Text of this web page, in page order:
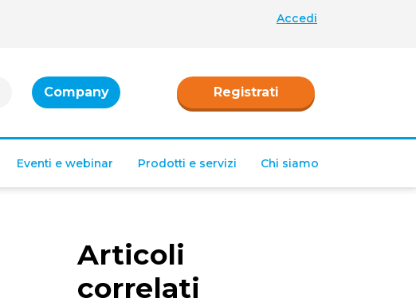
Accedi
Company Registrati
Eventi e webinar Prodotti e servizi Chi siamo
Articoli
correlati